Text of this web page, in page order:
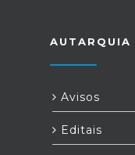
AUTARQUIA
Avisos
Editais